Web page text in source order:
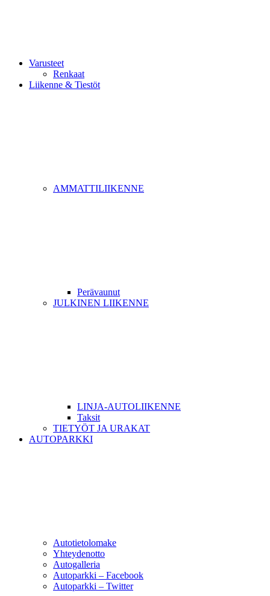
Varusteet
Renkaat
Liikenne & Tiestöt
AMMATTILIIKENNE
Perävaunut
JULKINEN LIIKENNE
LINJA-AUTOLIIKENNE
Taksit
TIETYÖT JA URAKAT
AUTOPARKKI
Autotietolomake
Yhteydenotto
Autogalleria
Autoparkki – Facebook
Autoparkki – Twitter